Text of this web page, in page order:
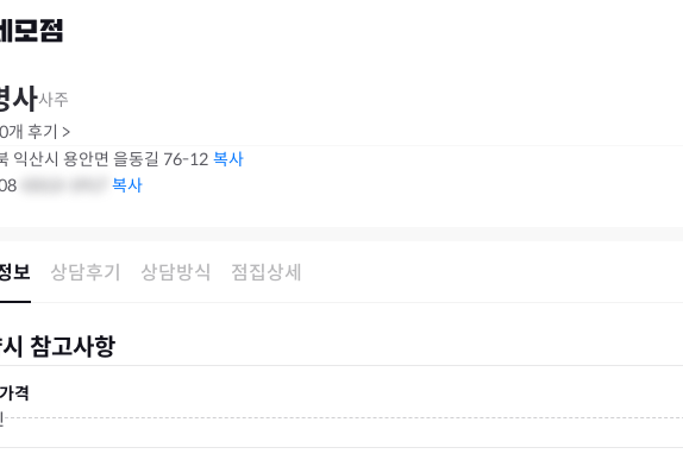
사사주
0개 후기 >
익산시 용안면 을동길 76-12 복사
보 상담후기 상담방식 점집상세
참고사항
가격